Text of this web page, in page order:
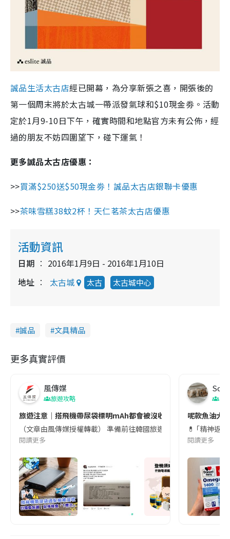
誠品生活太古店經已開幕，為分享新張之喜，開張後的
第一個周末將於太古城一帶派發氣球和$10現金劵。活動
定於1月9-10日下午，確實時間和地點官方未有公佈，經
過的朋友不妨四圍望下，碰下運氣！
更多誠品太古店優惠：
>>買滿$250送$50現金劵！誠品太古店銀聯卡優惠
>>茶味雪糕38蚊2杯！天仁茗茶太古店優惠
活動資訊
日期
2016年1月9日 - 2016年1月10日
地址
太古城 太古 太古城中心
誠品 文具精品
更多真實評價
風傳媒
旅遊攻略
旅遊注意｜搭飛機帶尿袋標明mAh都會被沒收😱出發前切記檢查
（文章由風傳媒授權轉載） 準備前往韓國旅遊的民眾，近期要
閱讀更多
Soul
呢款魚油大
💊 ｢精神返
閱讀更多